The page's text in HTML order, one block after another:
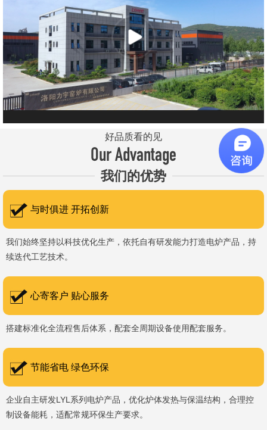
元件、高温窑具等。 历经二十余年市场积累，公司产品质量稳
定、性能可靠，应用场景覆盖高校、科研院所、工矿企业等领域，服
务于粉末、冶金、电子、煤炭、医药、陶瓷、玻璃、铝业、汽车、特
种新材料、耐火材料、新能源、航天航空、化工、金属烧结及金属热
处理等行业，产品覆盖国内多省市，并出口至海外多个国家和地
区。 近年来，公司通过理念更新、体制机制优化与科技创新，于
稳步增长，国内市场份额稳步提升，并获得质量诚信AAA 级企业荣
誉证书。 在产品技术方面，公司坚持精益求精、持续创新，自主
研发LYL系列节能精密型智能化电炉、窑炉产品，多项产品通过相关
权威认证。产品具备升温快、节能效果显著、温控精准、智能自动化
程度高、运行稳定、保温性能优良、全程电脑控制、可编程自动升降
盟CE认证。 公司凭借技术积累与产品优势，获得多项官方资质
认定：高新 技术企业、科技型中小企业、洛阳市企业研发中心（证
书编号：202207080）、河南省专精特新企业。 我们坚持以
科技促生产，以质量创品牌，以品牌创市场的战略发展，实现科学化
国内外新老客户前来参观洽谈，让我们携手，合作共赢，共创新未
来！洛阳新安工厂视频洛阳高新工厂视频
好品质看的见
Our Advantage
我们的优势
与时俱进 开拓创新
我们始终坚持以科技优化生产，依托自有研发能力打造电炉产品，持
续迭代工艺技术。
心寄客户 贴心服务
搭建标准化全流程售后体系，配套全周期设备使用配套服务。
节能省电 绿色环保
企业自主研发LYL系列电炉产品，优化炉体发热与保温结构，合理控
制设备能耗，适配常规环保生产要求。